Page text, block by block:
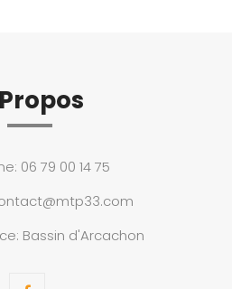
06 79 00 14 75
Bassin d'Arcachon